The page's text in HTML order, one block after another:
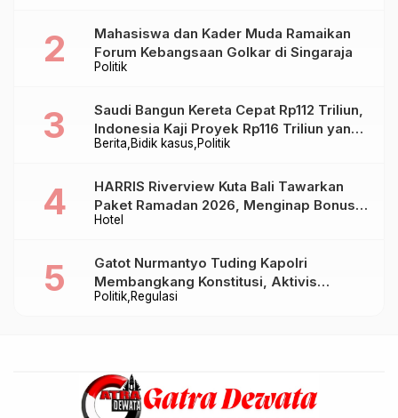
Politik
Mahasiswa dan Kader Muda Ramaikan
Forum Kebangsaan Golkar di Singaraja
Berita Bidik kasus Politik
Saudi Bangun Kereta Cepat Rp112 Triliun,
Indonesia Kaji Proyek Rp116 Triliun yang
Baru Sampai Bandung
Hotel
HARRIS Riverview Kuta Bali Tawarkan
Paket Ramadan 2026, Menginap Bonus
Takjil hingga Bukber Mulai Rp88.888
Politik Regulasi
Gatot Nurmantyo Tuding Kapolri
Membangkang Konstitusi, Aktivis
Tegaskan Polri Tak Punya Sejarah